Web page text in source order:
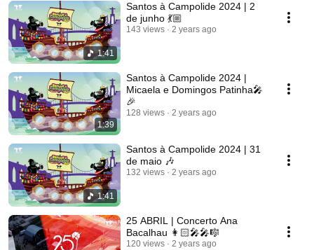
1:41
Santos à Campolide 2024 | 2
de junho 💃🏼
143 views 2 years ago
1:39
Santos à Campolide 2024 |
Micaela e Domingos Patinha🎤
🎉
128 views 2 years ago
1:41
Santos à Campolide 2024 | 31
de maio 🎶
132 views 2 years ago
25 ABRIL | Concerto Ana
Bacalhau 👩🏻‍🎤🎤🎼
120 views 2 years ago